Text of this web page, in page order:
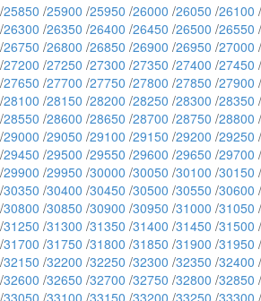
/25850 /25900 /25950 /26000 /26050 /26100 /
/26300 /26350 /26400 /26450 /26500 /26550 /
/26750 /26800 /26850 /26900 /26950 /27000 /
/27200 /27250 /27300 /27350 /27400 /27450 /
/27650 /27700 /27750 /27800 /27850 /27900 /
/28100 /28150 /28200 /28250 /28300 /28350 /
/28550 /28600 /28650 /28700 /28750 /28800 /
/29000 /29050 /29100 /29150 /29200 /29250 /
/29450 /29500 /29550 /29600 /29650 /29700 /
/29900 /29950 /30000 /30050 /30100 /30150 /
/30350 /30400 /30450 /30500 /30550 /30600 /
/30800 /30850 /30900 /30950 /31000 /31050 /
/31250 /31300 /31350 /31400 /31450 /31500 /
/31700 /31750 /31800 /31850 /31900 /31950 /
/32150 /32200 /32250 /32300 /32350 /32400 /
/32600 /32650 /32700 /32750 /32800 /32850 /
/33050 /33100 /33150 /33200 /33250 /33300 /